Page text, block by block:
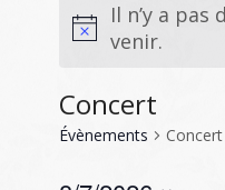
Il n’y a pas
venir.
Concert
Évènements Concert